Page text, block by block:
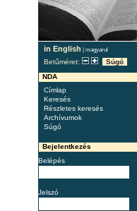
in English | magyarul
Betűméret:
Súgó
NDA
Címlap
Keresés
Részletes keresés
Archívumok
Súgó
Bejelentkezés
Belépés
Jelszó